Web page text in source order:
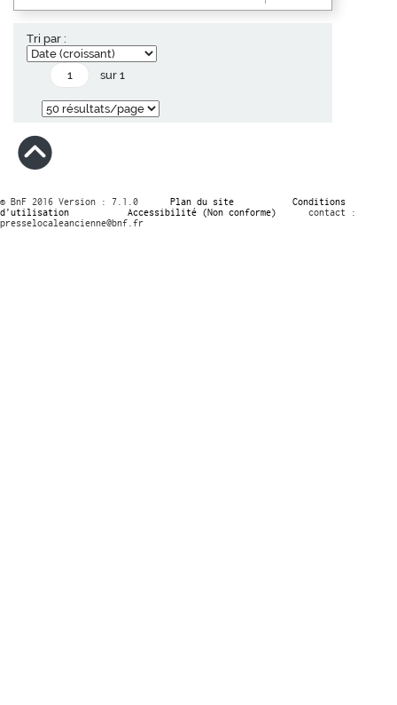
Tri par :
sur 1
© BnF 2016 Version : 7.1.0 Plan du site
Conditions
d’utilisation
Accessibilité (Non conforme)
contact :
presselocaleancienne@bnf.fr